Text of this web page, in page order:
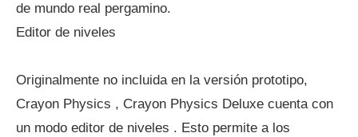
de mundo real pergamino.
Editor de niveles
Originalmente no incluida en la versión prototipo,
Crayon Physics , Crayon Physics Deluxe cuenta con
un modo editor de niveles . Esto permite a los